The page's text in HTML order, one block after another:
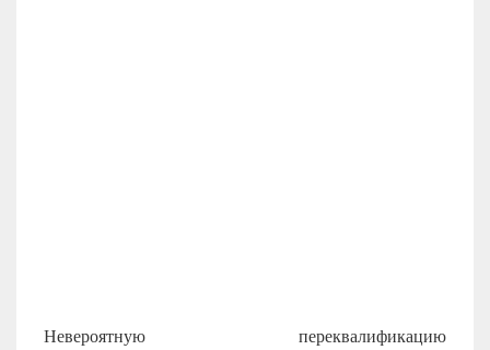
Невероятную переквалификацию